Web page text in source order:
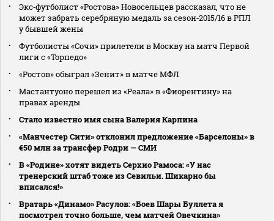
Экс‑футболист «Ростова» Новосельцев рассказал, что не
может забрать серебряную медаль за сезон‑2015/16 в РПЛ
у бывшей жены
Футболисты «Сочи» прилетели в Москву на матч Первой
лиги с «Торпедо»
«Ростов» обыграл «Зенит» в матче МФЛ
Мастантуоно перешел из «Реала» в «Фиорентину» на
правах аренды
Стало известно имя сына Валерия Карпина
«Манчестер Сити» отклонил предложение «Барселоны» в
€50 млн за трансфер Родри — СМИ
В «Родине» хотят видеть Серхио Рамоса: «У нас
тренерский штаб тоже из Севильи. Шикарно бы
вписался!»
Вратарь «Динамо» Расулов: «Боев Шары Буллета я
посмотрел точно больше, чем матчей Овечкина»